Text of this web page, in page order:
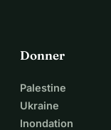
Donner
Palestine
Ukraine
Inondation